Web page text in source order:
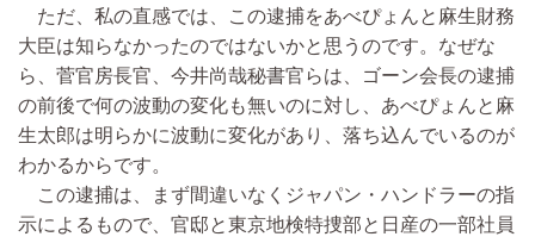
ただ、私の直感では、この逮捕をあべぴょんと麻生財務
大臣は知らなかったのではないかと思うのです。なぜな
ら、菅官房長官、今井尚哉秘書官らは、ゴーン会長の逮捕
の前後で何の波動の変化も無いのに対し、あべぴょんと麻
生太郎は明らかに波動に変化があり、落ち込んでいるのが
わかるからです。
この逮捕は、まず間違いなくジャパン・ハンドラーの指
示によるもので、官邸と東京地検特捜部と日産の一部社員